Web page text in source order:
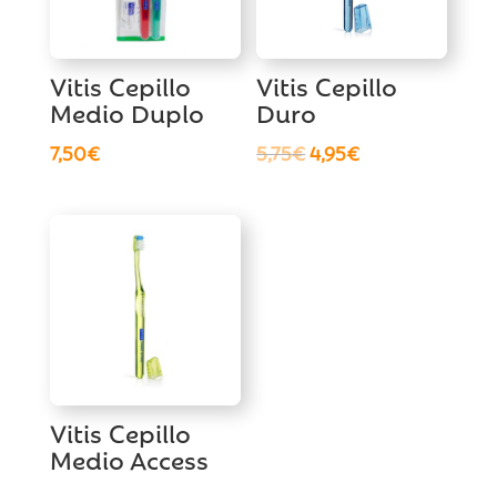
Vitis Cepillo
Medio Duplo
7,50€
Vitis Cepillo
Duro
5,75€El
4,95€El
Vitis Cepillo
Medio Access